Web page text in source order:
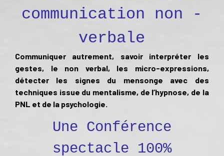
communication non -
verbale
Communiquer autrement, savoir interpréter les
gestes, le non verbal, les micro-expressions,
détecter les signes du mensonge avec des
techniques issue du mentalisme, de l’hypnose, de la
PNL et de la psychologie.
Une Conférence
spectacle 100%